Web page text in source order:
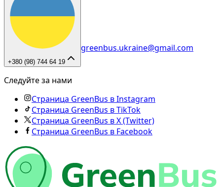
+380 (98) 744 64 19
greenbus.ukraine@gmail.com
Следуйте за нами
Страница GreenBus в Instagram
Страница GreenBus в TikTok
Страница GreenBus в X (Twitter)
Страница GreenBus в Facebook